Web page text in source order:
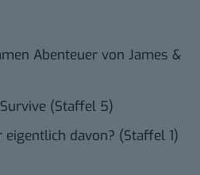
Abenteuer von James &
(Staffel 5)
davon? (Staffel 1)